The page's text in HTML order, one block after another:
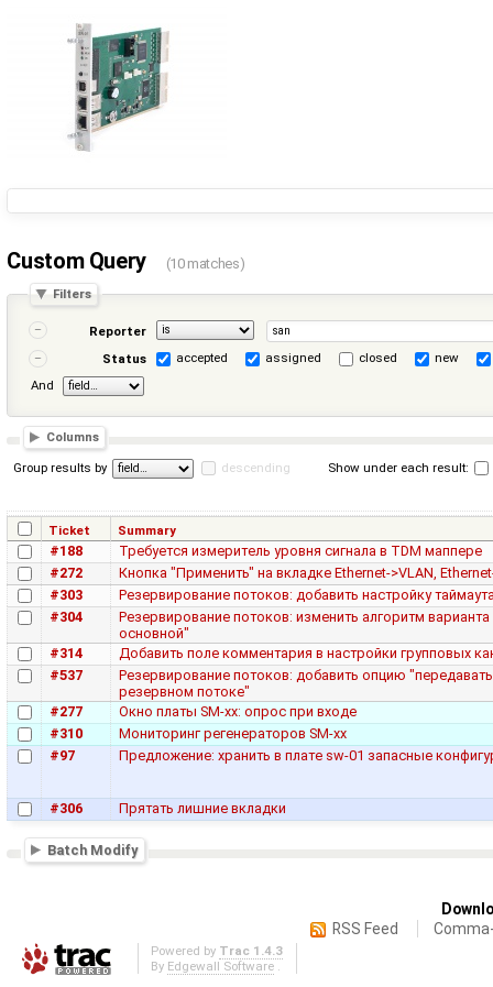
Custom Query (10 matches)
Filters
Reporter
Status
accepted assigned closed
new
And
Columns
Group results by descending Show under each result:
Ticket Summary
#188
Требуется измеритель уровня сигнала в TDM маппере
#272
Кнопка "Применить" на вкладке Ethernet->VLAN,
#303
Резервирование потоков: добавить настройку
#304
Резервирование потоков: изменить алгоритм
основной"
#314
Добавить поле комментария в настройки групповых
#537
Резервирование потоков: добавить опцию
резервном потоке"
#277
Окно платы SM-xx: опрос при входе
#310
Мониторинг регенераторов SM-xx
#97
Предложение: хранить в плате sw-01 запасные
#306 Прятать лишние вкладки
Batch Modify
RSS Feed
Powered by Trac 1.4.3
By Edgewall Software